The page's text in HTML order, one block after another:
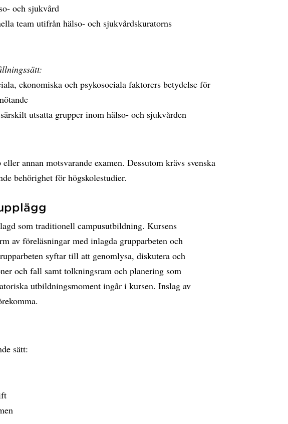
och sjukvård
team utifrån hälso- och sjukvårdskuratorns
ekonomiska och psykosociala faktorers betydelse för
utsatta grupper inom hälso- och sjukvården
annan motsvarande examen. Dessutom krävs svenska
behörighet för högskolestudier.
som traditionell campusutbildning. Kursens
av föreläsningar med inlagda grupparbeten och
syftar till att genomlysa, diskutera och
och fall samt tolkningsram och planering som
utbildningsmoment ingår i kursen. Inslag av
sätt: